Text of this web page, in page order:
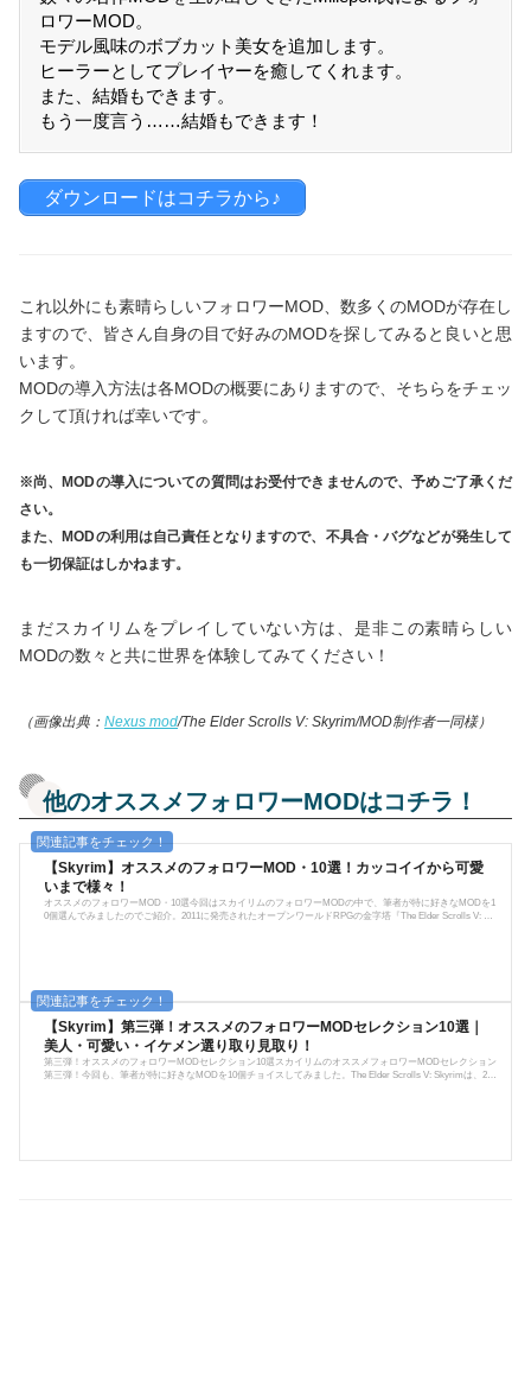
ロワーMOD。
モデル風味のボブカット美女を追加します。
ヒーラーとしてプレイヤーを癒してくれます。
また、結婚もできます。
もう一度言う……結婚もできます！
ダウンロードはコチラから♪
これ以外にも素晴らしいフォロワーMOD、数多くのMODが存在し
ますので、皆さん自身の目で好みのMODを探してみると良いと思
います。
MODの導入方法は各MODの概要にありますので、そちらをチェッ
クして頂ければ幸いです。
※尚、MODの導入についての質問はお受付できませんので、予めご了承くだ
さい。
また、MODの利用は自己責任となりますので、不具合・バグなどが発生して
も一切保証はしかねます。
まだスカイリムをプレイしていない方は、是非この素晴らしい
MODの数々と共に世界を体験してみてください！
（画像出典： Nexus mod/The Elder Scrolls V: Skyrim/MOD制作者一同様）
他のオススメフォロワーMODはコチラ！
【Skyrim】オススメのフォロワーMOD・10選！カッコイイから可愛
いまで様々！
オススメのフォロワーMOD・10選今回はスカイリムのフォロワーMODの中で、筆者が特に好きなMODを1
0個選んでみましたのでご紹介。2011に発売されたオープンワールドRPGの金字塔『The Elder Scrolls V: Sk
【Skyrim】第三弾！オススメのフォロワーMODセレクション10選｜
美人・可愛い・イケメン選り取り見取り！
第三弾！オススメのフォロワーMODセレクション10選スカイリムのオススメフォロワーMODセレクション
第三弾！今回も、筆者が特に好きなMODを10個チョイスしてみました。The Elder Scrolls V: Skyrimは、201